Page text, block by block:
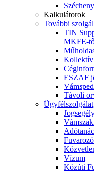
Kalkulátorok
További
TIN
MKFE-
Kollektív
ESZAF
Távoli
Vízum
Közúti